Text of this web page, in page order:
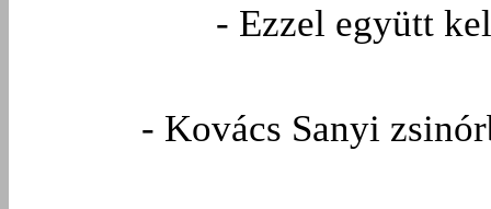
- Ezzel együtt
- Kovács Sanyi